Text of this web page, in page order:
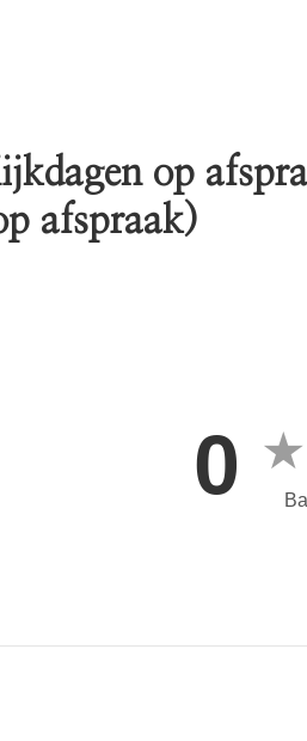
op
afspraak)
0 ★